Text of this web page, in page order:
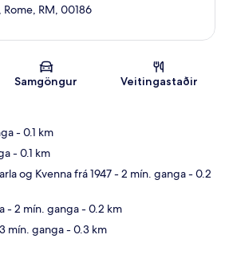
Kort
Rome, RM, 00186
Samgöngur Veitingastaðir
- 0.1 km
- 0.1 km
og Kvenna frá 1947- 2 mín. ganga- 0.2
- 2 mín. ganga- 0.2 km
mín. ganga- 0.3 km